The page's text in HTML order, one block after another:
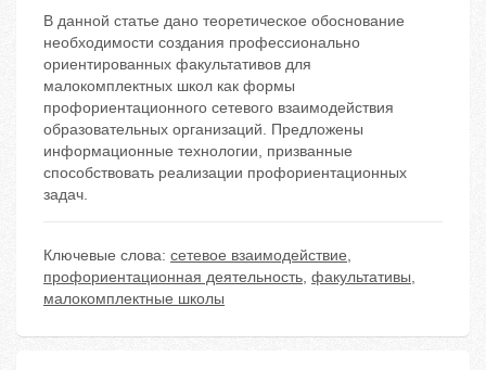
В данной статье дано теоретическое обоснование
необходимости создания профессионально
ориентированных факультативов для
малокомплектных школ как формы
профориентационного сетевого взаимодействия
образовательных организаций. Предложены
информационные технологии, призванные
способствовать реализации профориентационных
задач.
Ключевые слова: сетевое взаимодействие,
профориентационная деятельность, факультативы,
малокомплектные школы